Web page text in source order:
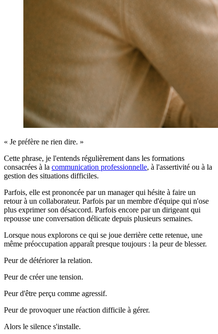
« Je préfère ne rien dire. »
Cette phrase, je l'entends régulièrement dans les formations
consacrées à la communication professionnelle, à l'assertivité ou à la
gestion des situations difficiles.
Parfois, elle est prononcée par un manager qui hésite à faire un
retour à un collaborateur. Parfois par un membre d'équipe qui n'ose
plus exprimer son désaccord. Parfois encore par un dirigeant qui
repousse une conversation délicate depuis plusieurs semaines.
Lorsque nous explorons ce qui se joue derrière cette retenue, une
même préoccupation apparaît presque toujours : la peur de blesser.
Peur de détériorer la relation.
Peur de créer une tension.
Peur d'être perçu comme agressif.
Peur de provoquer une réaction difficile à gérer.
Alors le silence s'installe.